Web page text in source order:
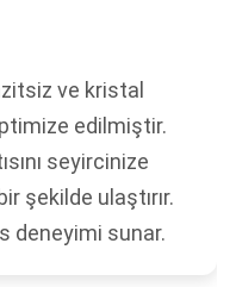
ve kristal
edilmiştir.
seyircinize
şekilde ulaştırır.
deneyimi sunar.